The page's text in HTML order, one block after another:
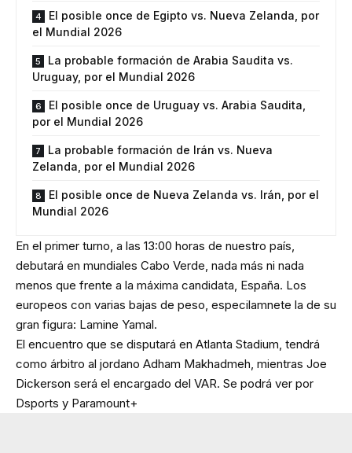
El posible once de Egipto vs. Nueva Zelanda, por
el Mundial 2026
La probable formación de Arabia Saudita vs.
Uruguay, por el Mundial 2026
El posible once de Uruguay vs. Arabia Saudita,
por el Mundial 2026
La probable formación de Irán vs. Nueva
Zelanda, por el Mundial 2026
El posible once de Nueva Zelanda vs. Irán, por el
Mundial 2026
En el primer turno, a las 13:00 horas de nuestro país,
debutará en mundiales Cabo Verde, nada más ni nada
menos que frente a la máxima candidata, España. Los
europeos con varias bajas de peso, especilamnete la de su
gran figura: Lamine Yamal.
El encuentro que se disputará en Atlanta Stadium, tendrá
como árbitro al jordano Adham Makhadmeh, mientras Joe
Dickerson será el encargado del VAR. Se podrá ver por
Dsports y Paramount+